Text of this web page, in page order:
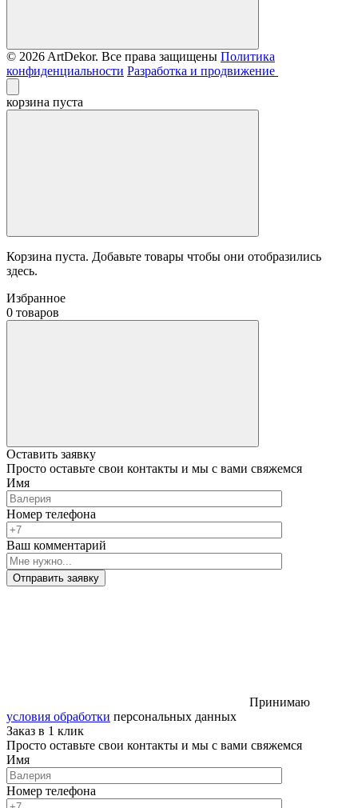
© 2026 ArtDekor. Все права защищены Политика
конфиденциальности Разработка и продвижение
корзина пуста
Корзина пуста. Добавьте товары чтобы они отобразились
здесь.
Избранное
0 товаров
Оставить заявку
Просто оставьте свои контакты и мы с вами свяжемся
Имя
Номер телефона
Ваш комментарий
Отправить заявку
Принимаю
условия обработки персональных данных
Заказ в 1 клик
Просто оставьте свои контакты и мы с вами свяжемся
Имя
Номер телефона